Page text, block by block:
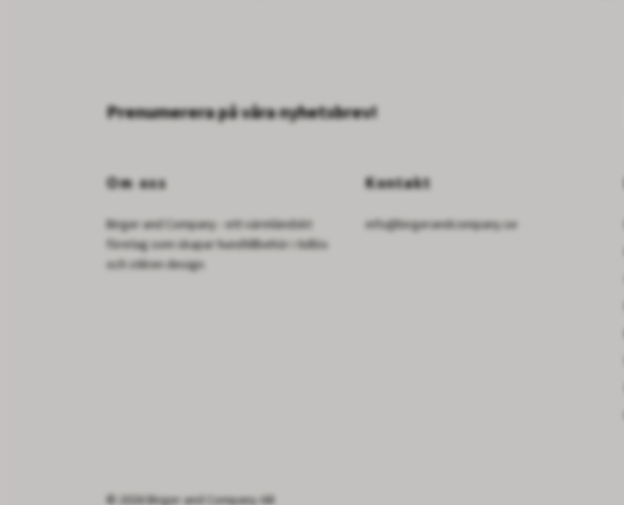
Prenumerera på våra nyhetsbrev!
Om oss
Birger and Company - ett värmländskt
företag som skapar hundtillbehör i tidlös
och stilren design.
Kontakt
info@birgerandcompany.se
© 2026 Birger and Company AB